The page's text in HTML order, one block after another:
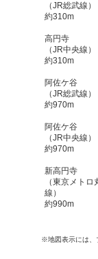
（JR総武線）
約310m
高円寺
（JR中央線）
約310m
阿佐ケ谷
（JR総武線）
約970m
阿佐ケ谷
（JR中央線）
約970m
新高円寺
（東京メトロ
線）
約990m
※地図表示には、